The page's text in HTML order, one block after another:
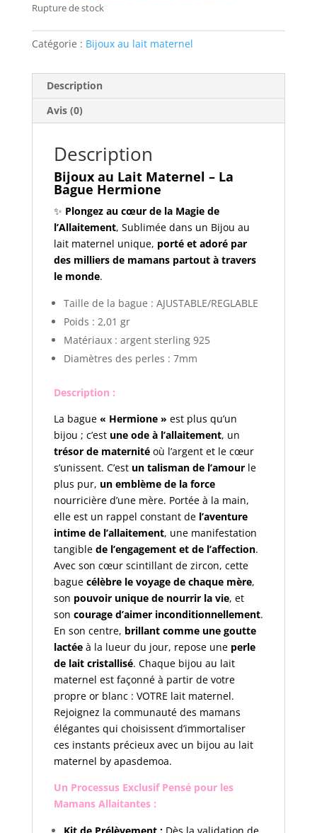
Rupture de stock
Catégorie : Bijoux au lait maternel
Description
Avis (0)
Description
Bijoux au Lait Maternel – La
Bague Hermione
✨ Plongez au cœur de la Magie de
l’Allaitement, Sublimée dans un Bijou au
lait maternel unique, porté et adoré par
des milliers de mamans partout à travers
le monde.
Taille de la bague : AJUSTABLE/REGLABLE
Poids : 2,01 gr
Matériaux : argent sterling 925
Diamètres des perles : 7mm
Description :
La bague « Hermione » est plus qu’un
bijou ; c’est une ode à l’allaitement, un
trésor de maternitéoù l’argent et le cœur
s’unissent. C’est un talisman de l’amourle
plus pur, un emblème de la force
nourricière d’une mère. Portée à la main,
elle est un rappel constant del’aventure
intime de l’allaitement, une manifestation
tangible de l’engagement et de l’affection.
Avec son cœur scintillant de zircon, cette
baguecélèbre le voyage de chaque mère,
son pouvoir unique de nourrir la vie, et
son courage d’aimer inconditionnellement.
En son centre, brillant comme une goutte
lactéeà la lueur du jour, repose une perle
de lait cristallisé. Chaque bijou au lait
maternel est façonné à partir de votre
propre or blanc : VOTRE lait maternel.
Rejoignez la communauté des mamans
élégantes qui choisissent d’immortaliser
ces instants précieux avec un bijou au lait
maternel by apasdemoa.
Un Processus Exclusif Pensé pour les
Mamans Allaitantes :